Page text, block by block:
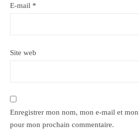
E-mail *
Site web
Enregistrer mon nom, mon e-mail et
pour mon prochain commentaire.